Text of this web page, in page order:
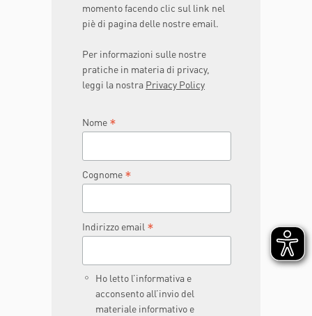
momento facendo clic sul link nel
piè di pagina delle nostre email.
Per informazioni sulle nostre
pratiche in materia di privacy,
leggi la nostra Privacy Policy
Nome *
Cognome *
Indirizzo email *
Ho letto l’informativa e
acconsento all’invio del
materiale informativo e